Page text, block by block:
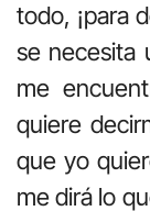
todo, ¡para
se necesita
me
quiere
que yo
me dirá lo